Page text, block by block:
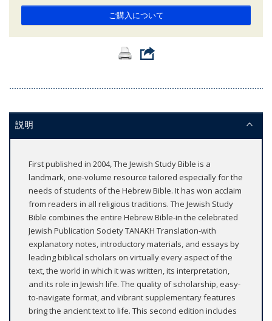
ご購入について
説明
First published in 2004, The Jewish Study Bible is a
landmark, one-volume resource tailored especially for the
needs of students of the Hebrew Bible. It has won acclaim
from readers in all religious traditions. The Jewish Study
Bible combines the entire Hebrew Bible-in the celebrated
Jewish Publication Society TANAKH Translation-with
explanatory notes, introductory materials, and essays by
leading biblical scholars on virtually every aspect of the
text, the world in which it was written, its interpretation,
and its role in Jewish life. The quality of scholarship, easy-
to-navigate format, and vibrant supplementary features
bring the ancient text to life. This second edition includes